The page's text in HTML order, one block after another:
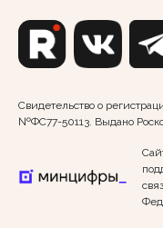
Свидетельство о
№ФС77-50113. Выдано